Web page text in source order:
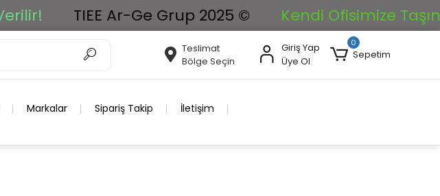
TIEE Ar-Ge Grup 2025 © Kendi Ofisimize
Teslimat
Bölge Seçin
Giriş Yap
Üye Ol
0
Sepetim
Markalar Sipariş Takip İletişim